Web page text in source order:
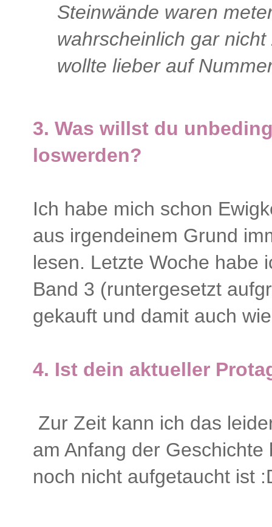
Steinwände waren
wahrscheinlich gar
wollte lieber auf
3. Was willst du
loswerden?
Ich habe mich schon
aus irgendeinem Grund
lesen. Letzte Woche habe
Band 3 (runtergesetzt
gekauft und damit auch
4. Ist dein aktueller
Zur Zeit kann ich das
am Anfang der
noch nicht aufgetaucht ist